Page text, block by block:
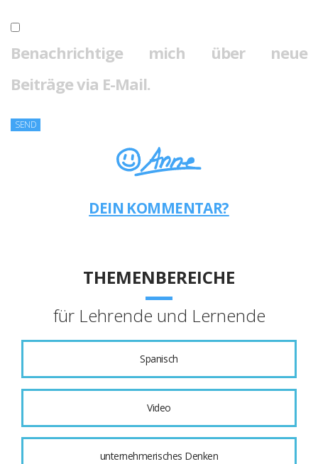
Benachrichtige mich über neue
Beiträge via E-Mail.
DEIN KOMMENTAR?
THEMENBEREICHE
für Lehrende und Lernende
Spanisch
Video
unternehmerisches Denken